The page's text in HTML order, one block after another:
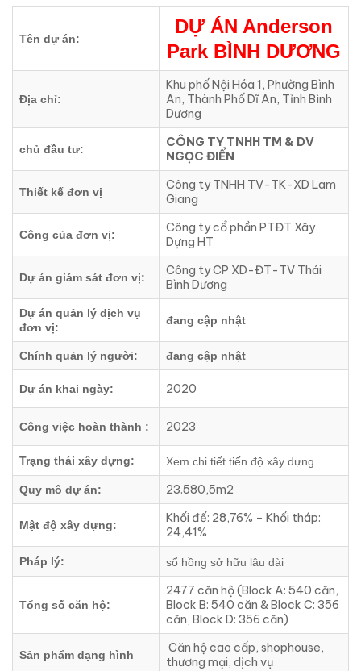
Tên dự án:
DỰ ÁN Anderson
Park BÌNH DƯƠNG
Địa chỉ:
Khu phố Nội Hóa 1, Phường Bình
An, Thành Phố Dĩ An, Tỉnh Bình
Dương
chủ đầu tư:
CÔNG TY TNHH TM & DV
NGỌC ĐIỂN
Thiết kế đơn vị
Công ty TNHH TV-TK-XD Lam
Giang
Công của đơn vị:
Công ty cổ phần PTĐT Xây
Dựng HT
Dự án giám sát đơn vị:
Công ty CP XD-ĐT-TV Thái
Bình Dương
Dự án quản lý dịch vụ
đơn vị:
đang cập nhật
Chính quản lý người: đang cập nhật
Dự án khai ngày: 2020
Công việc hoàn thành : 2023
Trạng thái xây dựng: Xem chi tiết tiến độ xây dựng
Quy mô dự án: 23.580,5m2
Mật độ xây dựng:
Khối đế: 28,76% – Khối tháp:
24,41%
Pháp lý: sổ hồng sở hữu lâu dài
Tổng số căn hộ:
2477 căn hộ (Block A: 540 căn,
Block B: 540 căn & Block C: 356
căn, Block D: 356 căn)
Sản phẩm dạng hình
Căn hộ cao cấp, shophouse,
thương mại, dịch vụ